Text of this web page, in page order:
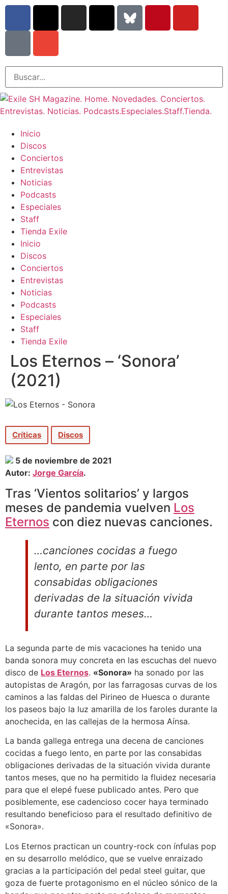
Inicio
Discos
Conciertos
Entrevistas
Noticias
Podcasts
Especiales
Staff
Tienda Exile
Inicio
Discos
Conciertos
Entrevistas
Noticias
Podcasts
Especiales
Staff
Tienda Exile
Los Eternos – ‘Sonora’
(2021)
Críticas Discos
5 de noviembre de 2021
Autor: Jorge García.
Tras ‘Vientos solitarios’ y largos
meses de pandemia vuelven Los
Eternos con diez nuevas canciones.
…canciones cocidas a fuego
lento, en parte por las
consabidas obligaciones
derivadas de la situación vivida
durante tantos meses…
La segunda parte de mis vacaciones ha tenido una
banda sonora muy concreta en las escuchas del nuevo
disco de Los Eternos. «Sonora» ha sonado por las
autopistas de Aragón, por las farragosas curvas de los
caminos a las faldas del Pirineo de Huesca o durante
los paseos bajo la luz amarilla de los faroles durante la
anochecida, en las callejas de la hermosa Aínsa.
La banda gallega entrega una decena de canciones
cocidas a fuego lento, en parte por las consabidas
obligaciones derivadas de la situación vivida durante
tantos meses, que no ha permitido la fluidez necesaria
para que el elepé fuese publicado antes. Pero que
posiblemente, ese cadencioso cocer haya terminado
resultando beneficioso para el resultado definitivo de
«Sonora».
Los Eternos practican un country-rock con ínfulas pop
en su desarrollo melódico, que se vuelve enraizado
gracias a la participación del pedal steel guitar, que
goza de fuerte protagonismo en el núcleo sónico de la